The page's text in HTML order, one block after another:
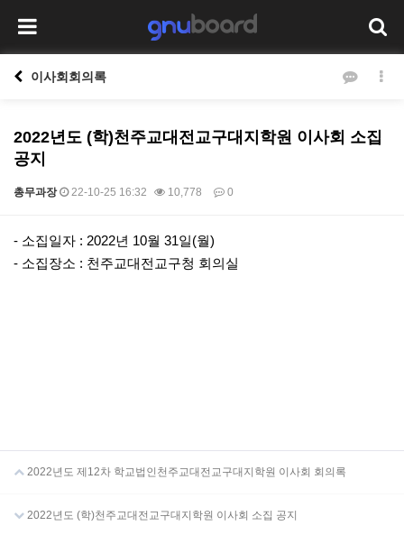
이사회회의록
2022년도 (학)천주교대전교구대지학원 이사회 소집
공지
총무과장 22-10-25 16:32 10,778 0
본문
- 소집일자 : 2022년 10월 31일(월)
- 소집장소 : 천주교대전교구청 회의실
2022년도 제12차 학교법인천주교대전교구대지학원 이사회 회의록
2022년도 (학)천주교대전교구대지학원 이사회 소집 공지